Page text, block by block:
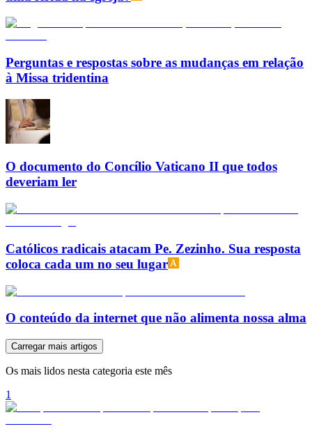
Perguntas e respostas sobre as mudanças em relação
à Missa tridentina
O documento do Concílio Vaticano II que todos
deveriam ler
Católicos radicais atacam Pe. Zezinho. Sua resposta
coloca cada um no seu lugar
O conteúdo da internet que não alimenta nossa alma
Carregar mais artigos
Os mais lidos nesta categoria este mês
1